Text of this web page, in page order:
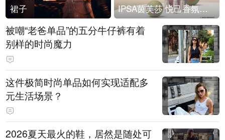
裙子 IPSA茵芙莎 悦己香氛凝露上市
被嘲“老爸单品”的五分牛仔裤有着
别样的时尚魔力
这件极简时尚单品如何实现适配多
元生活场景？
2026夏天最火的鞋，居然是随处可